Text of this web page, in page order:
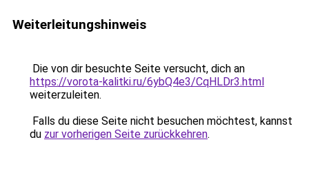
Weiterleitungshinweis
Die von dir besuchte Seite versucht, dich an
https://vorota-kalitki.ru/6ybQ4e3/CqHLDr3.html
weiterzuleiten.
Falls du diese Seite nicht besuchen möchtest, kannst
du zur vorherigen Seite zurückkehren.